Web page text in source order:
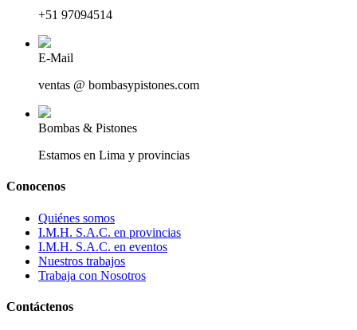
+51 97094514
E-Mail
ventas @ bombasypistones.com
Bombas & Pistones
Estamos en Lima y provincias
Conocenos
Quiénes somos
I.M.H. S.A.C. en provincias
I.M.H. S.A.C. en eventos
Nuestros trabajos
Trabaja con Nosotros
Contáctenos